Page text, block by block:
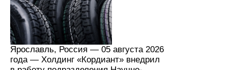
Ярославль, Россия — 05 августа 2026
года — Холдинг «Кордиант» внедрил